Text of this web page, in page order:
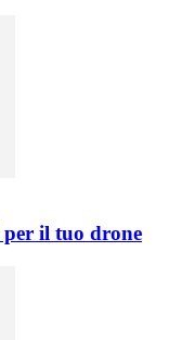
per il tuo drone